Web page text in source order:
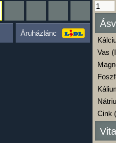
Szöveges
Értékelés
Ha ma
kattints a
A Kalória
Áruházlánc
Vas
Cink